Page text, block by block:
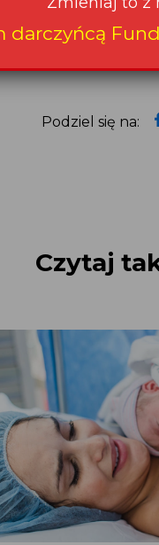
Podziel się na:
Czytaj